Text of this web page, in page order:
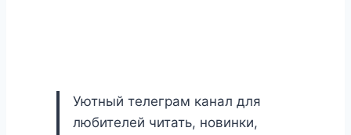
Уютный телеграм канал для
любителей читать, новинки,